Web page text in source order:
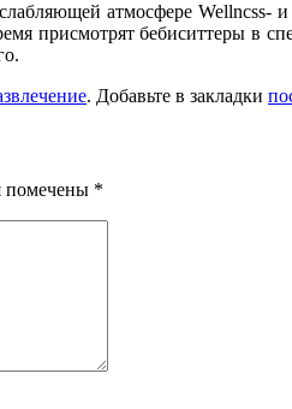
атмосфере
присмотрят бебиситтеры в
. Добавьте в закладки
помечены *